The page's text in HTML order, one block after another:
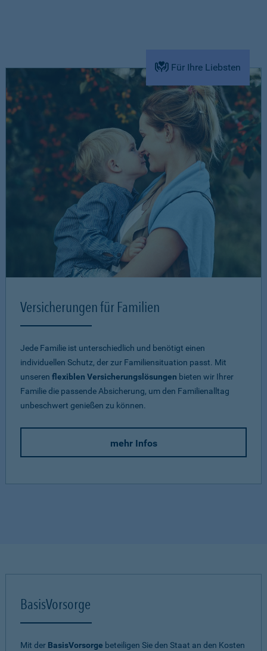
Für Ihre Liebsten
Versicherungen für Familien
Jede Familie ist unterschiedlich und benötigt einen
individuellen Schutz, der zur Familiensituation passt. Mit
unseren flexiblen Versicherungslösungen bieten wir Ihrer
Familie die passende Absicherung, um den Familienalltag
unbeschwert genießen zu können.
mehr Infos
BasisVorsorge
Mit der BasisVorsorge beteiligen Sie den Staat an den Kosten